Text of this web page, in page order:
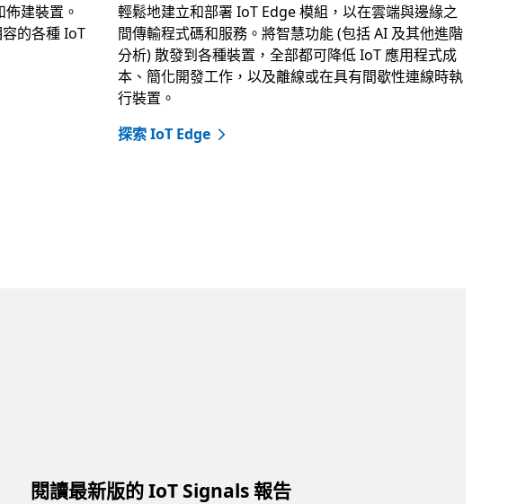
建裝置。
的各種 IoT
輕鬆地建立和部署 IoT Edge 模組，以在雲端與邊緣之
間傳輸程式碼和服務。將智慧功能 (包括 AI 及其他進階
分析) 散發到各種裝置，全部都可降低 IoT 應用程式成
本、簡化開發工作，以及離線或在具有間歇性連線時執
行裝置。
探索 IoT Edge
閱讀最新版的 IoT Signals 報告